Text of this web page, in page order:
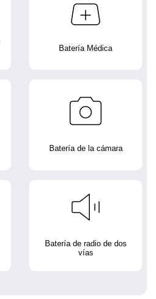
Batería Médica
Batería de la cámara
Batería de radio de dos
vías